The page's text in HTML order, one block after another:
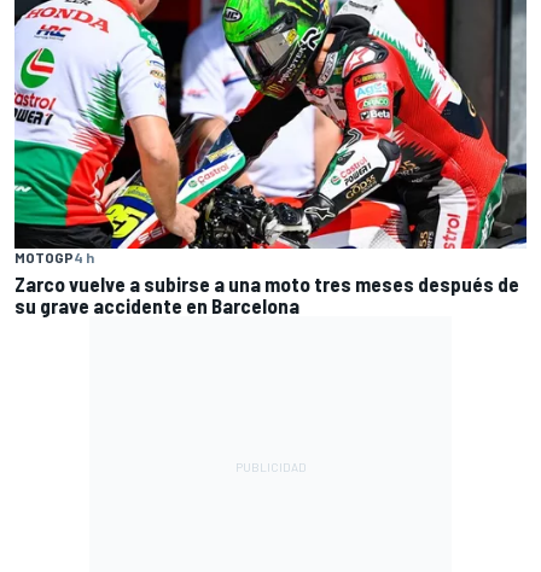
MOTOGP4 h
Zarco vuelve a subirse a una moto tres meses después de
su grave accidente en Barcelona